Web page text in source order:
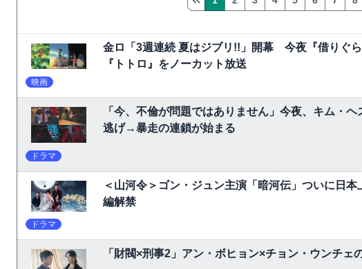
金ロ「3週連続 夏はジブリ!!」開幕 今夜『借りぐら
『トトロ』をノーカット放送
映画
「今、不倫が問題ではありません」今夜、キム・
逃げ→暴走の連鎖が始まる
ドラマ
＜山河令＞ゴン・ジュン主演「暗河伝」ついに日
編解禁
ドラマ
「財閥×刑事2」アン・ボヒョン×チョン・ウンチ